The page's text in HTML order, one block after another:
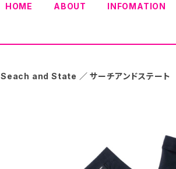
HOME ABOUT INFOMATION
Seach and State ／ サーチアンドステート